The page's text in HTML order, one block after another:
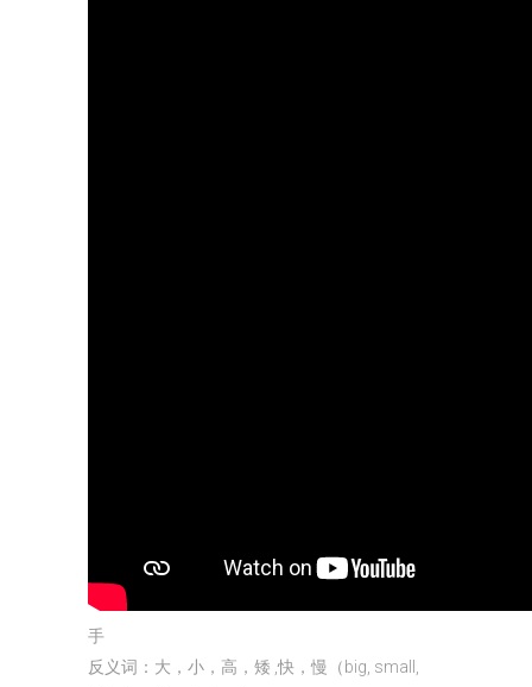
手
反义词：大，小，高，矮 ,快，慢（big, small,